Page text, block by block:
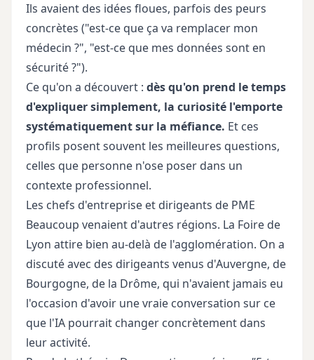
Ils avaient des idées floues, parfois des peurs
concrètes ("est-ce que ça va remplacer mon
médecin ?", "est-ce que mes données sont en
sécurité ?").
Ce qu'on a découvert : dès qu'on prend le temps
d'expliquer simplement, la curiosité l'emporte
systématiquement sur la méfiance. Et ces
profils posent souvent les meilleures questions,
celles que personne n'ose poser dans un
contexte professionnel.
Les chefs d'entreprise et dirigeants de PME
Beaucoup venaient d'autres régions. La Foire de
Lyon attire bien au-delà de l'agglomération. On a
discuté avec des dirigeants venus d'Auvergne, de
Bourgogne, de la Drôme, qui n'avaient jamais eu
l'occasion d'avoir une vraie conversation sur ce
que l'IA pourrait changer concrètement dans
leur activité.